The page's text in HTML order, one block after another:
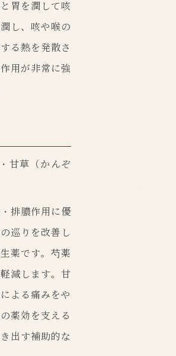
胃を潤して咳
し、咳や喉の
る熱を発散さ
用が非常に強
甘草（かんぞ
排膿作用に優
巡りを改善し
薬です。芍薬
減します。甘
よる痛みをや
薬効を支える
出す補助的な